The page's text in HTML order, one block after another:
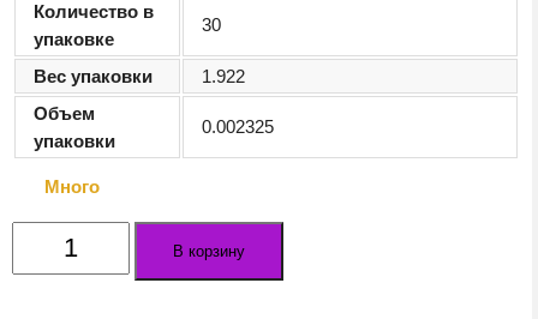
Количество в
упаковке
30
Вес упаковки
1.922
Объем
упаковки
0.002325
Много
Количество
товара
В корзину